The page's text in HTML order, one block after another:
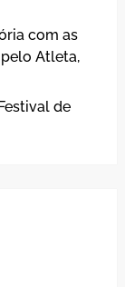
com as
Atleta,
de